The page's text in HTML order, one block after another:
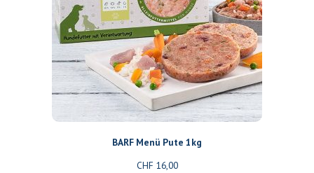
BARF Menü Pute 1kg
CHF 16,00